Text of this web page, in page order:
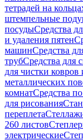
тетрадей на
штемпельные
посудыСредства
и удаления пятен
машинСредства
трубСредства для
для чистки
металлических
комнатСредства
для рисования
переплета
260 листов
электрические